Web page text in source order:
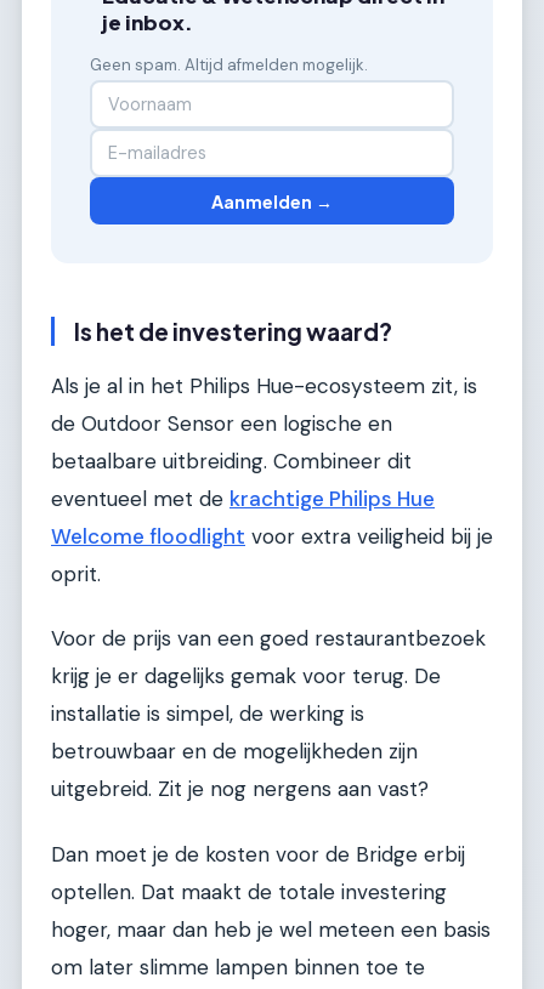
je inbox.
Geen spam. Altijd afmelden mogelijk.
Aanmelden →
Is het de investering waard?
Als je al in het Philips Hue-ecosysteem zit, is
de Outdoor Sensor een logische en
betaalbare uitbreiding. Combineer dit
eventueel met de krachtige Philips Hue
Welcome floodlight voor extra veiligheid bij je
oprit.
Voor de prijs van een goed restaurantbezoek
krijg je er dagelijks gemak voor terug. De
installatie is simpel, de werking is
betrouwbaar en de mogelijkheden zijn
uitgebreid. Zit je nog nergens aan vast?
Dan moet je de kosten voor de Bridge erbij
optellen. Dat maakt de totale investering
hoger, maar dan heb je wel meteen een basis
om later slimme lampen binnen toe te